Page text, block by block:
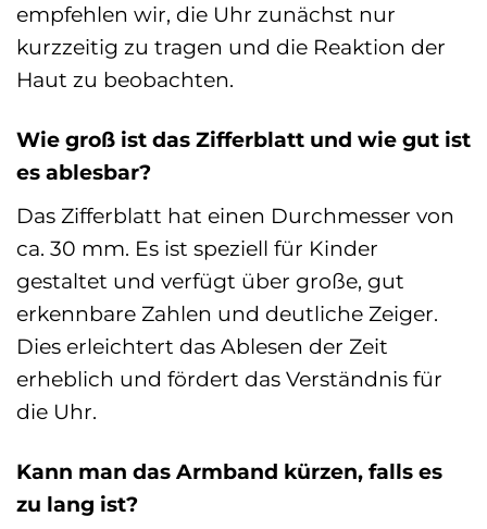
empfehlen wir, die Uhr zunächst nur
kurzzeitig zu tragen und die Reaktion der
Haut zu beobachten.
Wie groß ist das Zifferblatt und wie gut ist
es ablesbar?
Das Zifferblatt hat einen Durchmesser von
ca. 30 mm. Es ist speziell für Kinder
gestaltet und verfügt über große, gut
erkennbare Zahlen und deutliche Zeiger.
Dies erleichtert das Ablesen der Zeit
erheblich und fördert das Verständnis für
die Uhr.
Kann man das Armband kürzen, falls es
zu lang ist?